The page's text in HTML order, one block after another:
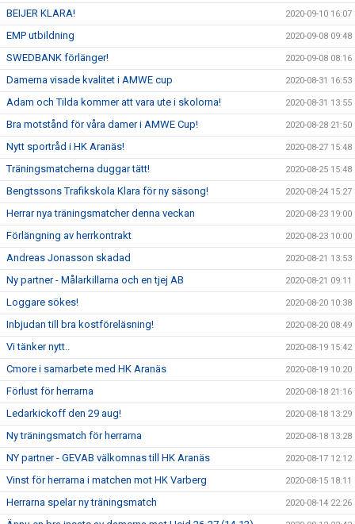
BEIJER KLARA! 2020-09-10 16:07
EMP utbildning 2020-09-08 09:48
SWEDBANK förlänger! 2020-09-08 08:16
Damerna visade kvalitet i AMWE cup 2020-08-31 16:53
Adam och Tilda kommer att vara ute i skolorna! 2020-08-31 13:55
Bra motstånd för våra damer i AMWE Cup! 2020-08-28 21:50
Nytt sportråd i HK Aranäs! 2020-08-27 15:48
Träningsmatcherna duggar tätt! 2020-08-25 15:48
Bengtssons Trafikskola Klara för ny säsong! 2020-08-24 15:27
Herrar nya träningsmatcher denna veckan 2020-08-23 19:00
Förlängning av herrkontrakt 2020-08-23 10:00
Andreas Jonasson skadad 2020-08-21 13:53
Ny partner - Målarkillarna och en tjej AB 2020-08-21 09:11
Loggare sökes! 2020-08-20 10:38
Inbjudan till bra kostföreläsning! 2020-08-20 08:49
Vi tänker nytt.. 2020-08-19 15:42
Cmore i samarbete med HK Aranäs 2020-08-19 10:20
Förlust för herrarna 2020-08-18 21:16
Ledarkickoff den 29 aug! 2020-08-18 13:29
Ny träningsmatch för herrarna 2020-08-18 13:28
NY partner - GEVAB välkomnas till HK Aranäs 2020-08-17 12:12
Vinst för herrarna i matchen mot HK Varberg 2020-08-15 18:11
Herrarna spelar ny träningsmatch 2020-08-14 22:26